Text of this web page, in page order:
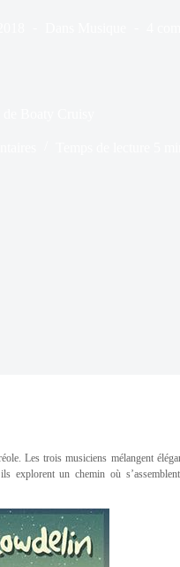
Les trois musiciens mélangent
un chemin où